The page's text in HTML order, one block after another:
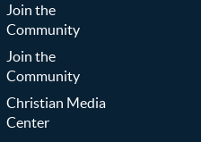
Join the
Community
Join the
Community
Christian Media
Center